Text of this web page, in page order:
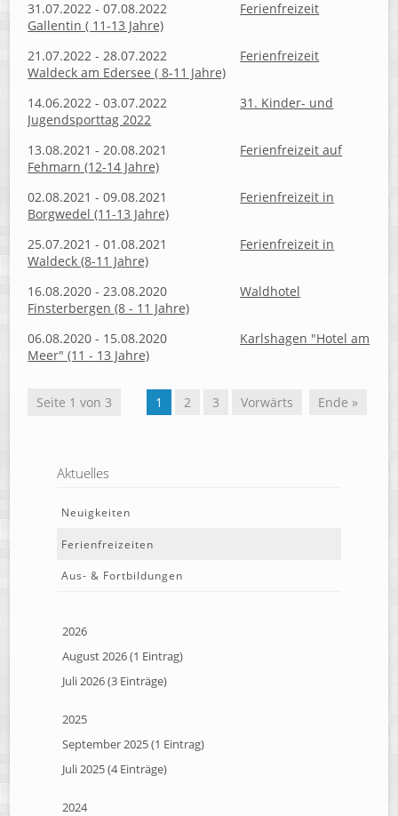
31.07.2022 - 07.08.2022
Ferienfreizeit
Gallentin ( 11-13 Jahre)
21.07.2022 - 28.07.2022
Ferienfreizeit
Waldeck am Edersee ( 8-11 Jahre)
14.06.2022 - 03.07.2022
31. Kinder- und
Jugendsporttag 2022
13.08.2021 - 20.08.2021
Ferienfreizeit auf
Fehmarn (12-14 Jahre)
02.08.2021 - 09.08.2021
Ferienfreizeit in
Borgwedel (11-13 Jahre)
25.07.2021 - 01.08.2021
Ferienfreizeit in
Waldeck (8-11 Jahre)
16.08.2020 - 23.08.2020
Waldhotel
Finsterbergen (8 - 11 Jahre)
06.08.2020 - 15.08.2020
Karlshagen "Hotel am
Meer" (11 - 13 Jahre)
Seite 1 von 3 1 2 3 Vorwärts Ende »
Aktuelles
Neuigkeiten
Ferienfreizeiten
Aus- & Fortbildungen
2026
August 2026 (1 Eintrag)
Juli 2026 (3 Einträge)
2025
September 2025 (1 Eintrag)
Juli 2025 (4 Einträge)
2024